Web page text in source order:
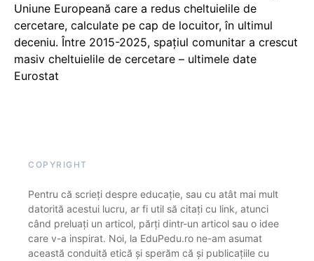
Uniune Europeană care a redus cheltuielile de
cercetare, calculate pe cap de locuitor, în ultimul
deceniu. Între 2015-2025, spațiul comunitar a crescut
masiv cheltuielile de cercetare – ultimele date
Eurostat
COPYRIGHT
Pentru că scrieți despre educație, sau cu atât mai mult
datorită acestui lucru, ar fi util să citați cu link, atunci
când preluați un articol, părți dintr-un articol sau o idee
care v-a inspirat. Noi, la EduPedu.ro ne-am asumat
această conduită etică și sperăm că și publicațiile cu